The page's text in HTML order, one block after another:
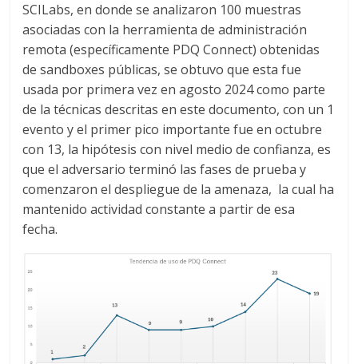
SCILabs, en donde se analizaron 100 muestras
asociadas con la herramienta de administración
remota (específicamente PDQ Connect) obtenidas
de sandboxes públicas, se obtuvo que esta fue
usada por primera vez en agosto 2024 como parte
de la técnicas descritas en este documento, con un 1
evento y el primer pico importante fue en octubre
con 13, la hipótesis con nivel medio de confianza, es
que el adversario terminó las fases de prueba y
comenzaron el despliegue de la amenaza, la cual ha
mantenido actividad constante a partir de esa
fecha.